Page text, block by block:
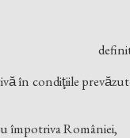
în condiţiile
împotriva României,